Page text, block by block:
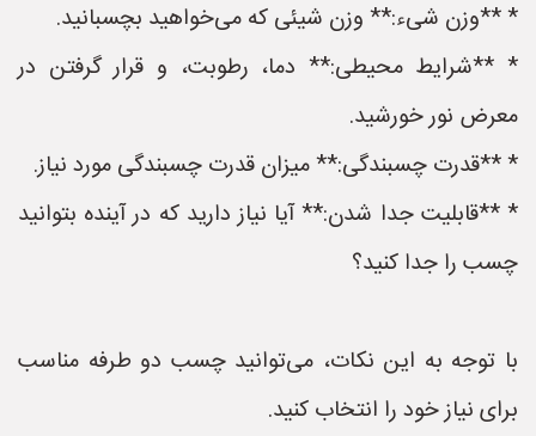
* **وزن شیء:** وزن شیئی که می‌خواهید بچسبانید.
* **شرایط محیطی:** دما، رطوبت، و قرار گرفتن در
معرض نور خورشید.
* **قدرت چسبندگی:** میزان قدرت چسبندگی مورد نیاز.
* **قابلیت جدا شدن:** آیا نیاز دارید که در آینده بتوانید
چسب را جدا کنید؟
با توجه به این نکات، می‌توانید چسب دو طرفه مناسب
برای نیاز خود را انتخاب کنید.